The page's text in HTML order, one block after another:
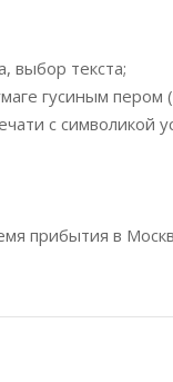
выбор текста;
гусиным
с символикой
прибытия в